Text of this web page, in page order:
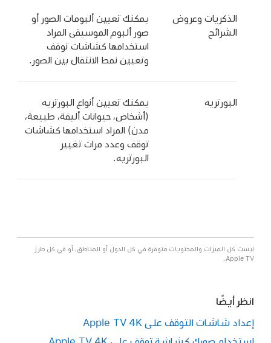
الذكريات وعروض
الشرائح
يمكنك تعيين ألبومات الصور أو
صور ألبوم الموسيقى المراد
استخدامها كشاشات توقف
وتعيين نمط الانتقال بين الصور.
البورتريه
يمكنك تعيين أنواع البورتريه
(أشخاص، حيوانات أليفة، طبيعة،
مدن) المراد استخدامها كشاشات
توقف وعدد مرات تغيير
البورتريه.
ليست كل الميزات والمحتويات متوفرة في كل الدول أو المناطق، أو في كل طرز
Apple TV.
انظر أيضًا
إعداد شاشات التوقف على Apple TV 4K
استخدام صورك كشاشة توقف على Apple TV 4K